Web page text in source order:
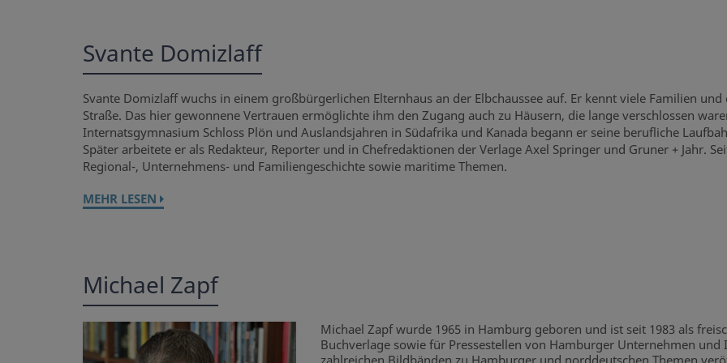
Svante Domizlaff
Svante Domizlaff wuchs in einem großbürgerlichen Elternhaus an der Elbchaussee auf. Er kennt viele Familien
Straße. Das hier gewonnene Vertrauen ermöglichte ihm den Zugang auch zu Häusern, die lange verschlossen
Internatsgymnasium Schloss Plön und Auslandsjahren in Südafrika und Kanada begann er seine berufliche
Später arbeitete er als Redakteur, Reporter und in Chefredaktionen der Verlage Axel Springer und Gruner + Jahr.
Regional-, Unternehmens- und Familiengeschichte sowie maritime Themen.
MEHR LESEN
Michael Zapf
Michael Zapf wurde 1965 in Hamburg geboren und ist seit 1983 als
Buchverlage sowie für Pressestellen von Hamburger Unternehmen